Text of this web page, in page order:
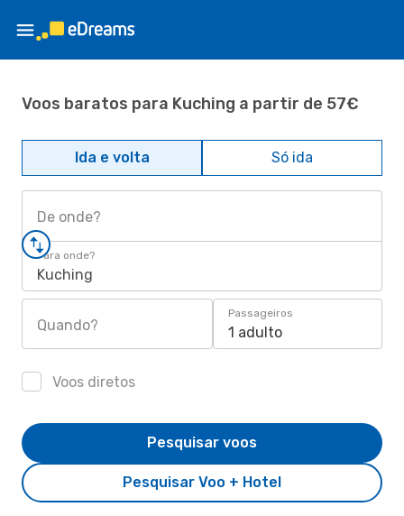
Voos baratos para Kuching a partir de 57€
Ida e volta Só ida
De onde?
Para onde?
Kuching
Quando?
Passageiros
1 adulto
Voos diretos
Pesquisar Voo + Hotel
Pesquisar voos